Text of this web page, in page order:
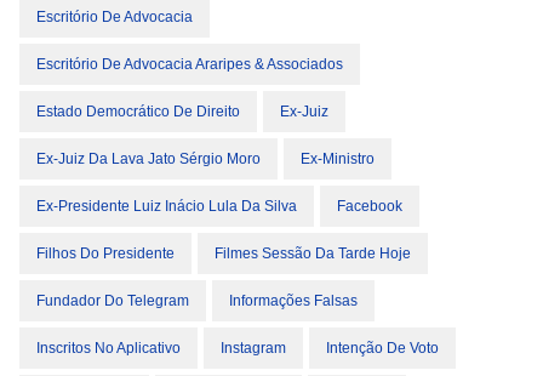
Escritório De Advocacia
Escritório De Advocacia Araripes & Associados
Estado Democrático De Direito Ex-Juiz
Ex-Juiz Da Lava Jato Sérgio Moro Ex-Ministro
Ex-Presidente Luiz Inácio Lula Da Silva Facebook
Filhos Do Presidente Filmes Sessão Da Tarde Hoje
Fundador Do Telegram Informações Falsas
Inscritos No Aplicativo Instagram Intenção De Voto